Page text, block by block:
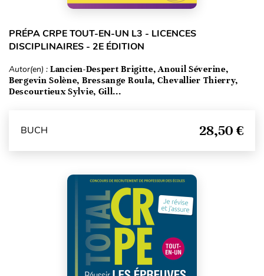
PRÉPA CRPE TOUT-EN-UN L3 - LICENCES
DISCIPLINAIRES - 2E ÉDITION
Autor(en) : Lancien-Despert Brigitte, Anouil Séverine,
Bergevin Solène, Bressange Roula, Chevallier Thierry,
Descourtieux Sylvie, Gill...
BUCH 28,50 €